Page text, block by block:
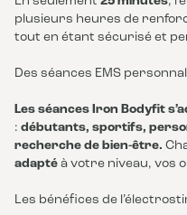
plusieurs heures de
tout en étant sécurisé et
Des séances EMS
Les séances Iron Bodyfit
: débutants, sportifs,
recherche de bien-être.
adapté à votre niveau, vos
Les bénéfices de